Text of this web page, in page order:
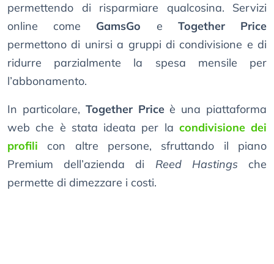
permettendo di risparmiare qualcosina. Servizi
online come GamsGo e Together Price
permettono di unirsi a gruppi di condivisione e di
ridurre parzialmente la spesa mensile per
l’abbonamento.
In particolare, Together Priceè una piattaforma
web che è stata ideata per la condivisione dei
profili con altre persone, sfruttando il piano
Premium dell’azienda di Reed Hastings che
permette di dimezzare i costi.